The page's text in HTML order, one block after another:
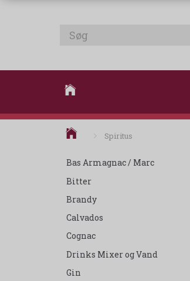
Spiritus
Bas Armagnac / Marc
Bitter
Brandy
Calvados
Cognac
Drinks Mixer og Vand
Gin